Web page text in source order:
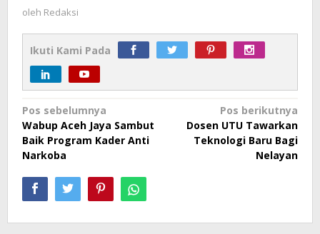
oleh Redaksi
Ikuti Kami Pada
Navigasi
pos
Pos sebelumnya
Wabup Aceh Jaya Sambut
Baik Program Kader Anti
Narkoba
Pos berikutnya
Dosen UTU Tawarkan
Teknologi Baru Bagi
Nelayan